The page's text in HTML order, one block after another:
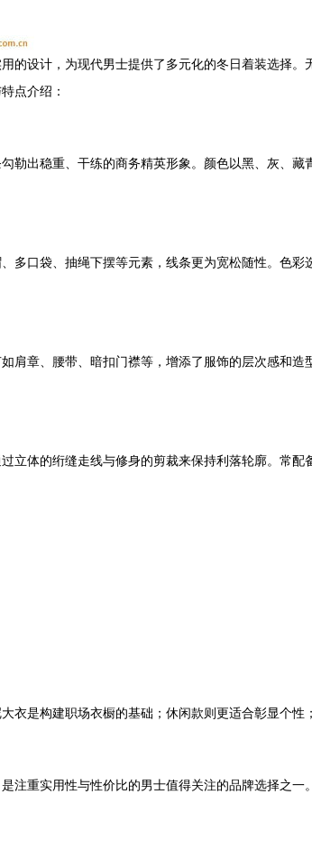
的设计，为现代男士提供了多元化的冬日着装选择。
点介绍：
勒出稳重、干练的商务精英形象。颜色以黑、灰、藏
多口袋、抽绳下摆等元素，线条更为宽松随性。色彩
肩章、腰带、暗扣门襟等，增添了服饰的层次感和造
立体的绗缝走线与修身的剪裁来保持利落轮廓。常配
衣是构建职场衣橱的基础；休闲款则更适合彰显个性
注重实用性与性价比的男士值得关注的品牌选择之一。